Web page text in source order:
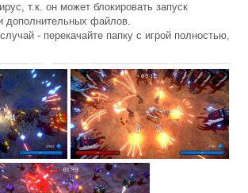
т.к. он может блокировать запуск
дополнительных файлов.
- перекачайте папку с игрой полностью,